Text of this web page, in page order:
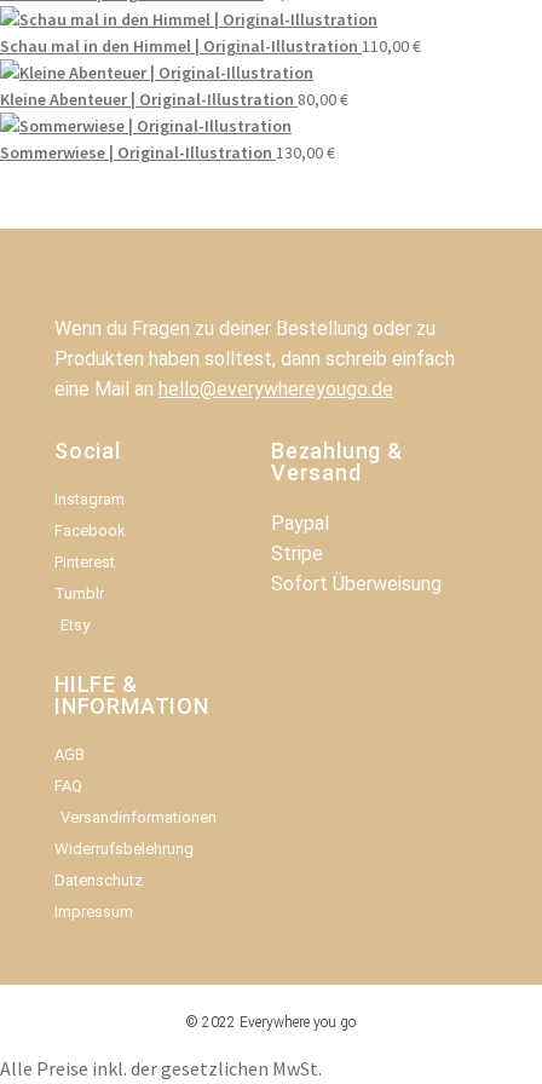
Schau mal in den Himmel | Original-Illustration 110,00€
Kleine Abenteuer | Original-Illustration 80,00€
Sommerwiese | Original-Illustration 130,00€
Wenn du Fragen zu deiner Bestellung oder zu
Produkten haben solltest, dann schreib einfach
eine Mail an hello@everywhereyougo.de
Social
Instagram
Facebook
Pinterest
Tumblr
Etsy
Bezahlung &
Versand
Paypal
Stripe
Sofort Überweisung
HILFE &
INFORMATION​
AGB
FAQ
Versandinformationen
Widerrufsbelehrung
Datenschutz
Impressum
© 2022 Everywhere you go
Alle Preise inkl. der gesetzlichen MwSt.